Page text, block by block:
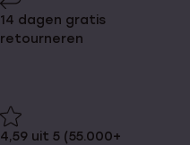
14 dagen gratis
retourneren
4,59 uit 5 (55.000+